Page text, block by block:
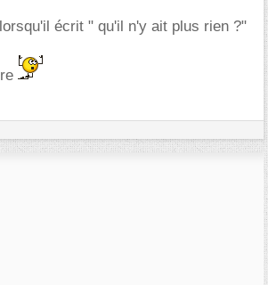
écrit " qu'il n'y ait plus rien ?"